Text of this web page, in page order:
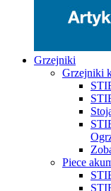
Grzejniki
Grzejniki
Piece